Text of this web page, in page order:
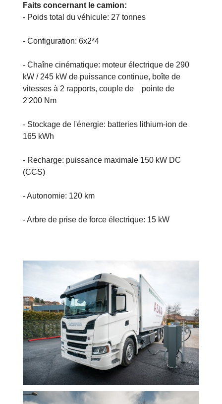
Faits concernant le camion:
- Poids total du véhicule: 27 tonnes
- Configuration: 6x2*4
- Chaîne cinématique: moteur électrique de 290
kW / 245 kW de puissance continue, boîte de
vitesses à 2 rapports, couple de pointe de
2'200 Nm
- Stockage de l'énergie: batteries lithium-ion de
165 kWh
- Recharge: puissance maximale 150 kW DC
(CCS)
- Autonomie: 120 km
- Arbre de prise de force électrique: 15 kW